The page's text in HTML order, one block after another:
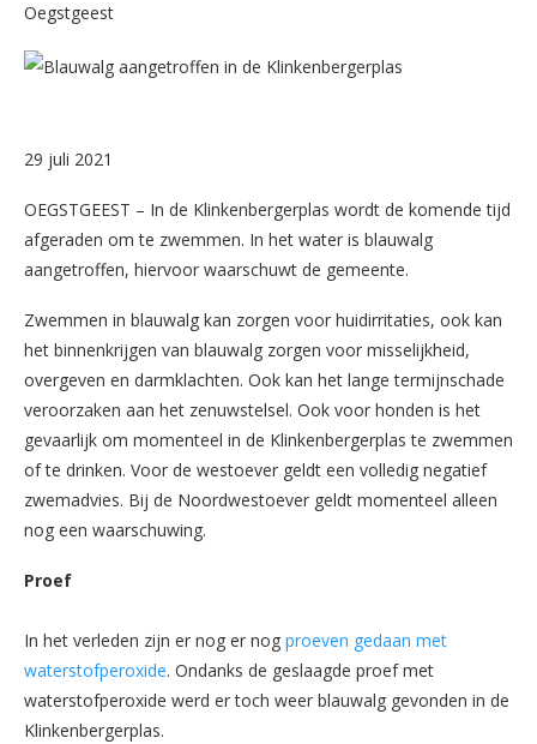
Oegstgeest
29 juli 2021
OEGSTGEEST – In de Klinkenbergerplas wordt de komende tijd
afgeraden om te zwemmen. In het water is blauwalg
aangetroffen, hiervoor waarschuwt de gemeente.
Zwemmen in blauwalg kan zorgen voor huidirritaties, ook kan
het binnenkrijgen van blauwalg zorgen voor misselijkheid,
overgeven en darmklachten. Ook kan het lange termijnschade
veroorzaken aan het zenuwstelsel. Ook voor honden is het
gevaarlijk om momenteel in de Klinkenbergerplas te zwemmen
of te drinken. Voor de westoever geldt een volledig negatief
zwemadvies. Bij de Noordwestoever geldt momenteel alleen
nog een waarschuwing.
Proef
In het verleden zijn er nog er nog proeven gedaan met
waterstofperoxide. Ondanks de geslaagde proef met
waterstofperoxide werd er toch weer blauwalg gevonden in de
Klinkenbergerplas.